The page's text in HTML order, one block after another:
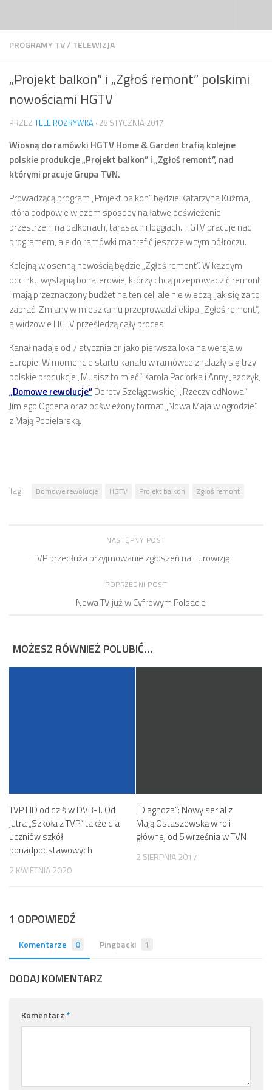
PROGRAMY TV/TELEWIZJA
„Projekt balkon” i „Zgłoś remont” polskimi
nowościami HGTV
PRZEZ TELE ROZRYWKA · 28 STYCZNIA 2017
Wiosną do ramówki HGTV Home & Garden trafią kolejne
polskie produkcje „Projekt balkon” i „Zgłoś remont”, nad
którymi pracuje Grupa TVN.
Prowadzącą program „Projekt balkon” będzie Katarzyna Kuźma,
która podpowie widzom sposoby na łatwe odświeżenie
przestrzeni na balkonach, tarasach i loggiach. HGTV pracuje nad
programem, ale do ramówki ma trafić jeszcze w tym półroczu.
Kolejną wiosenną nowością będzie „Zgłoś remont”. W każdym
odcinku wystąpią bohaterowie, którzy chcą przeprowadzić remont
i mają przeznaczony budżet na ten cel, ale nie wiedzą, jak się za to
zabrać. Zmiany w mieszkaniu przeprowadzi ekipa „Zgłoś remont”,
a widzowie HGTV prześledzą cały proces.
Kanał nadaje od 7 stycznia br. jako pierwsza lokalna wersja w
Europie. W momencie startu kanału w ramówce znalazły się trzy
polskie produkcje „Musisz to mieć” Karola Paciorka i Anny Jażdżyk,
„Domowe rewolucje”Doroty Szelągowskiej, „Rzeczy odNowa”
Jimiego Ogdena oraz odświeżony format „Nowa Maja w ogrodzie”
z Mają Popielarską.
Tagi: Domowe rewolucje HGTV Projekt balkon Zgłoś remont
NASTĘPNY POST
TVP przedłuża przyjmowanie zgłoszeń na Eurowizję
POPRZEDNI POST
Nowa TV już w Cyfrowym Polsacie
MOŻESZ RÓWNIEŻ POLUBIĆ…
TVP HD od dziś w DVB-T. Od
jutra „Szkoła z TVP” także dla
uczniów szkół
ponadpodstawowych
2 KWIETNIA 2020
„Diagnoza”: Nowy serial z
Mają Ostaszewską w roli
głównej od 5 września w TVN
2 SIERPNIA 2017
1 ODPOWIEDŹ
Komentarze 0 Pingbacki 1
DODAJ KOMENTARZ
Komentarz*